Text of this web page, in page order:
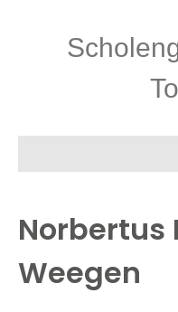
Norbertus
Weegen